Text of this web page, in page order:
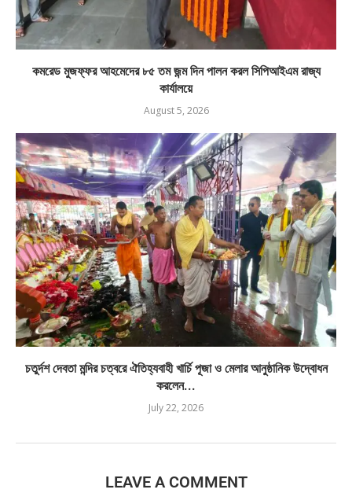
কমরেড মুজফ্ফর আহমেদের ৮৫ তম জন্ম দিন পালন করল সিপিআইএম রাজ্য
কার্যালয়ে
August 5, 2026
চতুর্দশ দেবতা মন্দির চত্বরে ঐতিহ্যবাহী খার্চি পূজা ও মেলার আনুষ্ঠানিক উদ্বোধন
করলেন...
July 22, 2026
LEAVE A COMMENT